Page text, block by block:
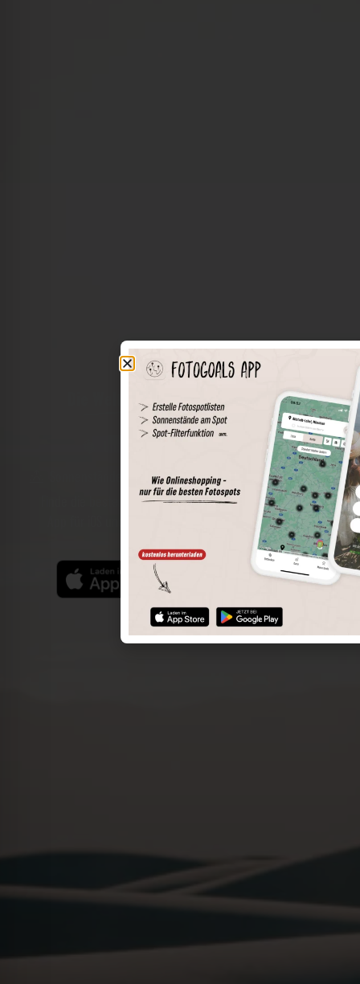
Die Welt der Orte in deiner Tasche
Spots speichern
Sonnenstände am Spot
Spotdetails
Filterfunktion
Finde die besten Fotospots noch einfacher mit unserer
App für iOS und Android und genieße einen größeren